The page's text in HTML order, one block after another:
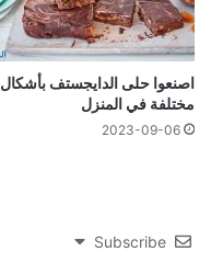
اصنعوا حلى الدايجستف بأشكال
مختلفة في المنزل
2023-09-06
Subscribe